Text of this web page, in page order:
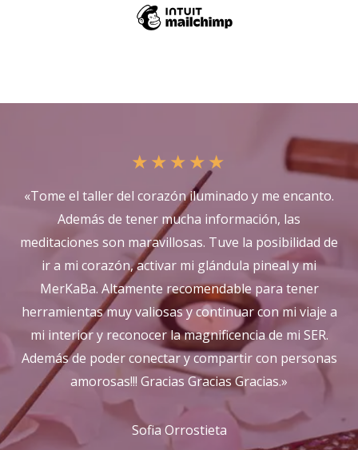
★★★★★
«Tome el taller del corazón iluminado y me encanto.
Además de tener mucha información, las
meditaciones son maravillosas. Tuve la posibilidad de
ir a mi corazón, activar mi glándula pineal y mi
MerKaBa. Altamente recomendable para tener
herramientas muy valiosas y continuar con mi viaje a
mi interior y reconocer la magnificencia de mi SER.
Además de poder conectar y compartir con personas
amorosas!!! Gracias Gracias Gracias.»
Sofia Orrostieta